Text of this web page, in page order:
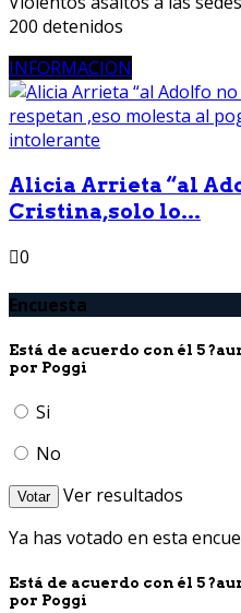
200 detenidos
INFORMACION
Alicia Arrieta “al
Cristina,solo lo...
0
Encuesta
Está de acuerdo con él 5
por Poggi
Si
No
Votar
Ver resultados
Ya has votado en esta
Está de acuerdo con él 5
por Poggi